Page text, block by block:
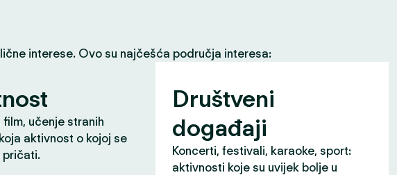
interese. Ovo su najčešća područja interesa:
učenje stranih
aktivnost o kojoj se
pričati.
Društveni
događaji
Koncerti, festivali, karaoke, sport:
aktivnosti koje su uvijek bolje u